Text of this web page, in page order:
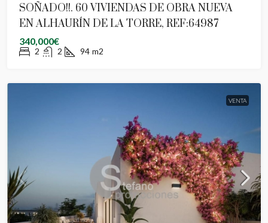
SOÑADO!!. 60 VIVIENDAS DE OBRA NUEVA
EN ALHAURÍN DE LA TORRE, REF:64987
340,000€
2 2 94 m2
VENTA